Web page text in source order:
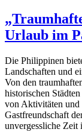
Urlaub im
Die Philippinen
Landschaften und
Von den
historischen
von Aktivitäten und
Gastfreundschaft
unvergessliche Zeit